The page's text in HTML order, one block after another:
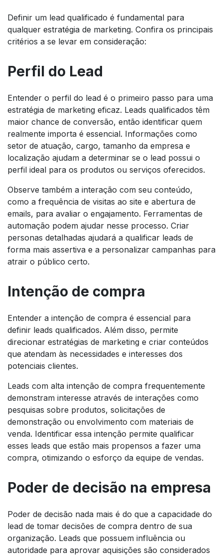
Definir um lead qualificado é fundamental para
qualquer estratégia de marketing. Confira os principais
critérios a se levar em consideração:
Perfil do Lead
Entender o perfil do lead é o primeiro passo para uma
estratégia de marketing eficaz. Leads qualificados têm
maior chance de conversão, então identificar quem
realmente importa é essencial. Informações como
setor de atuação, cargo, tamanho da empresa e
localização ajudam a determinar se o lead possui o
perfil ideal para os produtos ou serviços oferecidos.
Observe também a interação com seu conteúdo,
como a frequência de visitas ao site e abertura de
emails, para avaliar o engajamento. Ferramentas de
automação podem ajudar nesse processo. Criar
personas detalhadas ajudará a qualificar leads de
forma mais assertiva e a personalizar campanhas para
atrair o público certo.
Intenção de compra
Entender a intenção de compra é essencial para
definir leads qualificados. Além disso, permite
direcionar estratégias de marketing e criar conteúdos
que atendam às necessidades e interesses dos
potenciais clientes.
Leads com alta intenção de compra frequentemente
demonstram interesse através de interações como
pesquisas sobre produtos, solicitações de
demonstração ou envolvimento com materiais de
venda. Identificar essa intenção permite qualificar
esses leads que estão mais propensos a fazer uma
compra, otimizando o esforço da equipe de vendas.
Poder de decisão na empresa
Poder de decisão nada mais é do que a capacidade do
lead de tomar decisões de compra dentro de sua
organização. Leads que possuem influência ou
autoridade para aprovar aquisições são considerados